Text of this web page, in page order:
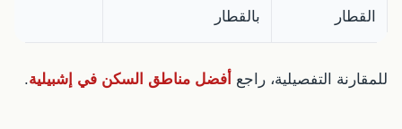
القطار
بالقطار
للمقارنة التفصيلية، راجع أفضل مناطق السكن في إشبيلية.